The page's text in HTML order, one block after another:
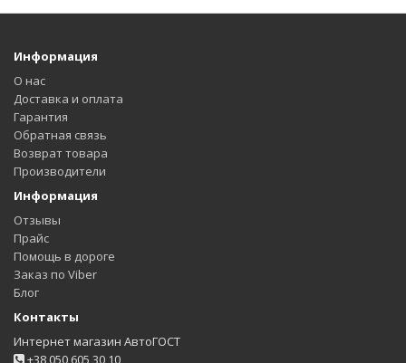
Информация
О нас
Доставка и оплата
Гарантия
Обратная связь
Возврат товара
Производители
Информация
Отзывы
Прайс
Помощь в дороге
Заказ по Viber
Блог
Контакты
Интернет магазин АвтоГОСТ
+38 050 605 30 10